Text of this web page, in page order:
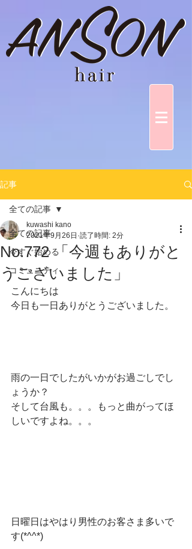
記事
全ての記事
今すぐ始める
コミュニティ
全ての記事
No.772 「今週もありがと
うございました」
kuwashi kano
2021年9月26日 読了時間: 2分
こんにちは
今日も一日ありがとうございました。
雨の一日でしたがいかがお過ごしでし
ょうか？
そして台風も。。。もっと曲がってほ
しいですよね。。。
日曜日はやはり男性のお客さま多いで
す(*^^*)